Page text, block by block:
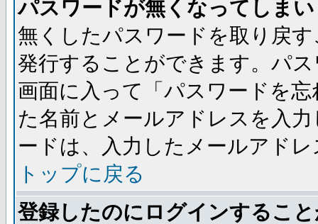
パスワードが無くなってしま
無くしたパスワードを取り戻
発行することができます。パ
画面に入って「パスワードを
た名前とメールアドレスを入
ードは、入力したメールアド
トップに戻る
登録したのにログインするこ